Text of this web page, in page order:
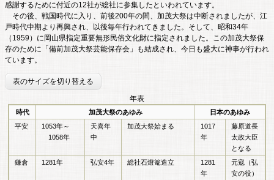
感謝するために付近の12社が総社に参集したといわれています。
その後、戦国時代に入り、前後200年の間、加茂大祭は中断されましたが、江
戸時代中期より再興され、以後毎年行われてきました。そして、昭和34年
（1959）に岡山県指定重要無形民俗文化財に指定されました。この加茂大祭保
存のために「備前加茂大祭芸能保存会」も結成され、今日も盛大に神事が行われ
ています。
表のサイズを切り替える
年表
時代 加茂大祭のあゆみ
日本のあゆみ
平安
1053年～
1058年
天喜年
中
加茂大祭始まる
1017
年
藤原道長
太政大臣
となる
鎌倉
1281年 弘安4年 総社石燈篭造立
1281
年
元寇（弘
安の役）